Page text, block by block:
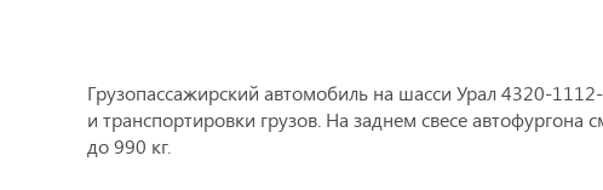
Грузопассажирский автомобиль на шасси Урал 4320-
и транспортировки грузов. На заднем свесе
до 990 кг.